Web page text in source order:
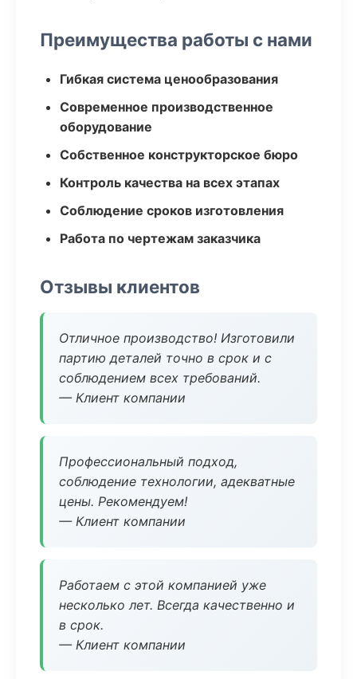
Преимущества работы с нами
Гибкая система ценообразования
Современное производственное
оборудование
Собственное конструкторское бюро
Контроль качества на всех этапах
Соблюдение сроков изготовления
Работа по чертежам заказчика
Отзывы клиентов
Отличное производство! Изготовили
партию деталей точно в срок и с
соблюдением всех требований.
— Клиент компании
Профессиональный подход,
соблюдение технологии, адекватные
цены. Рекомендуем!
— Клиент компании
Работаем с этой компанией уже
несколько лет. Всегда качественно и
в срок.
— Клиент компании